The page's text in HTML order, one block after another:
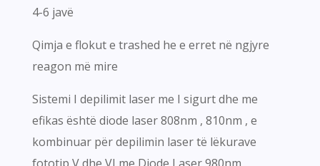
4-6 javë
Qimja e flokut e trashed he e erret në ngjyre
reagon më mire
Sistemi I depilimit laser me I sigurt dhe me
efikas është diode laser 808nm , 810nm , e
kombinuar për depilimin laser të lëkurave